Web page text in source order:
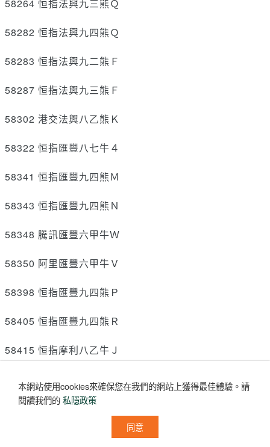
58264 恒指法興九三熊Ｑ
58282 恒指法興九四熊Ｑ
58283 恒指法興九二熊Ｆ
58287 恒指法興九三熊Ｆ
58302 港交法興八乙熊Ｋ
58322 恒指匯豐八七牛４
58341 恒指匯豐九四熊Ｍ
58343 恒指匯豐九四熊Ｎ
58348 騰訊匯豐六甲牛Ｗ
58350 阿里匯豐六甲牛Ｖ
58398 恒指匯豐九四熊Ｐ
58405 恒指匯豐九四熊Ｒ
58415 恒指摩利八乙牛Ｊ
58480 恒指摩利八乙熊Ａ
58483 恒指摩利九二熊Ｈ
本網站使用cookies來確保您在我們的網站上獲得最佳體驗。請
閱讀我們的私隱政策
同意